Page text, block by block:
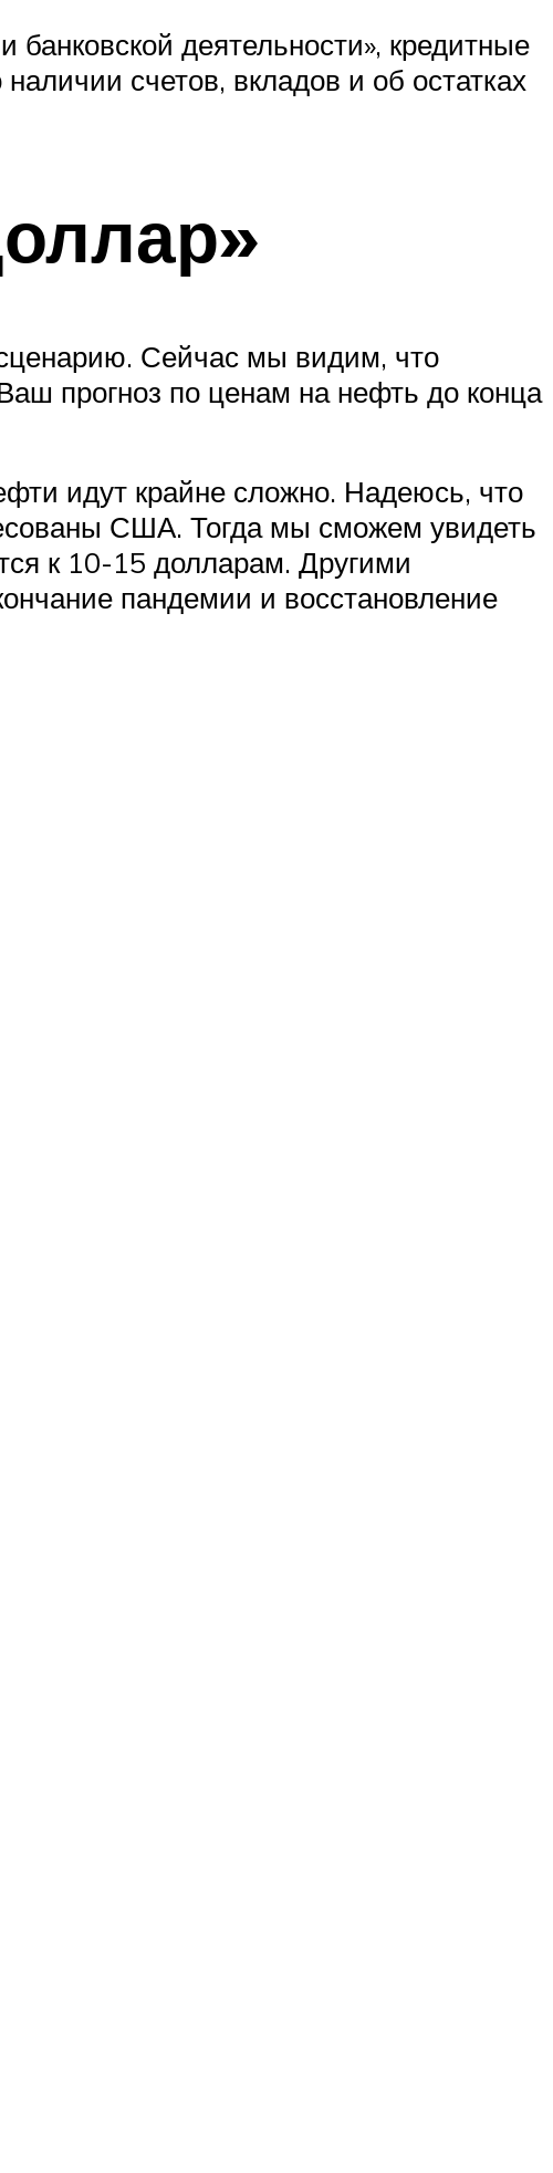
банковской деятельности», кредитные
счетов, вкладов и об остатках
Сейчас мы видим, что
прогноз по ценам на нефть до конца
идут крайне сложно. Надеюсь, что
США. Тогда мы сможем увидеть
к 10-15 долларам. Другими
пандемии и восстановление